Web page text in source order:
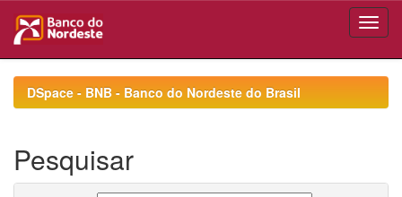
navigationDSpace - BNB - Banco do Nordeste do Brasil
Pesquisar